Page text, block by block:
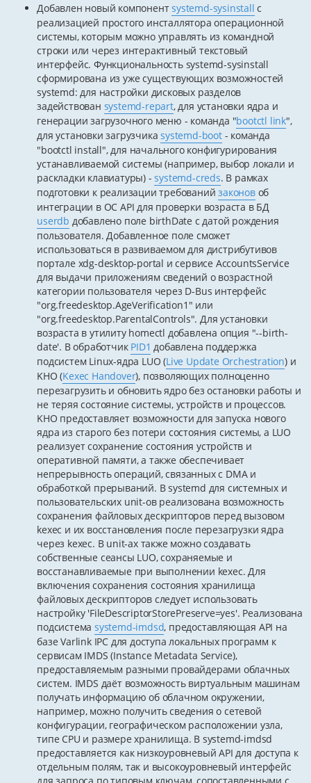
Добавлен новый компонентsystemd-sysinstall с
реализацией простого инсталлятора операционной
системы, которым можно управлять из командной
строки или через интерактивный текстовый
интерфейс. Функциональность systemd-sysinstall
сформирована из уже существующих возможностей
systemd: для настройки дисковых разделов
задействован systemd-repart, для установки ядра и
генерации загрузочного меню - команда "bootctl link",
для установки загрузчикаsystemd-boot- команда
"bootctl install", для начального конфигурирования
устанавливаемой системы (например, выбор локали и
раскладки клавиатуры) -systemd-creds. В рамках
подготовки к реализации требованийзаконовоб
интеграции в ОС API для проверки возраста в БД
userdb добавлено поле birthDate с датой рождения
пользователя. Добавленное поле сможет
использоваться в развиваемом для дистрибутивов
портале xdg-desktop-portal и сервисе AccountsService
для выдачи приложениям сведений о возрастной
категории пользователя через D-Bus интерфейс
"org.freedesktop.AgeVerification1" или
"org.freedesktop.ParentalControls". Для установки
возраста в утилиту homectl добавлена опция "--birth-
date'. В обработчик PID1 добавлена поддержка
подсистем Linux-ядра LUO (Live Update Orchestration) и
KHO (Kexec Handover), позволяющих полноценно
перезагрузить и обновить ядро без остановки работы и
не теряя состояние системы, устройств и процессов.
KHO предоставляет возможности для запуска нового
ядра из старого без потери состояния системы, а LUO
реализует сохранение состояния устройств и
оперативной памяти, а также обеспечивает
непрерывность операций, связанных с DMA и
обработкой прерываний. В systemd для системных и
пользовательских unit-ов реализована возможность
сохранения файловых дескрипторов перед вызовом
kexec и их восстановления после перезагрузки ядра
через kexec. В unit-ах также можно создавать
собственные сеансы LUO, сохраняемые и
восстанавливаемые при выполнении kexec. Для
включения сохранения состояния хранилища
файловых дескрипторов следует использовать
настройку 'FileDescriptorStorePreserve=yes'. Реализована
подсистема systemd-imdsd, предоставляющая API на
базе Varlink IPC для доступа локальных программ к
сервисам IMDS (Instance Metadata Service),
предоставляемым разными провайдерами облачных
систем. IMDS даёт возможность виртуальным машинам
получать информацию об облачном окружении,
например, можно получить сведения о сетевой
конфигурации, географическом расположении узла,
типе CPU и размере хранилища. В systemd-imdsd
предоставляется как низкоуровневый API для доступа к
отдельным полям, так и высокоуровневый интерфейс